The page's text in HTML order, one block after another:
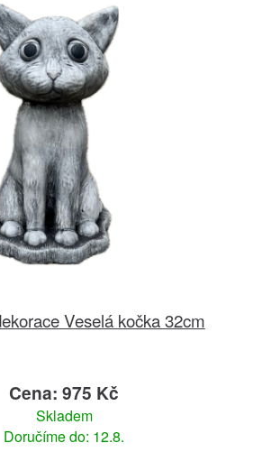
Veselá kočka 32cm
Cena: 975 Kč
Skladem
Doručíme do: 12.8.